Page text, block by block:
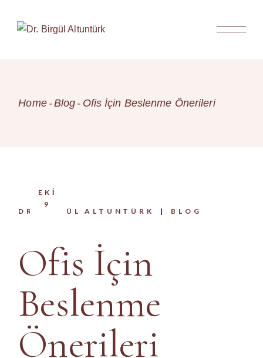
content
Home Blog Ofis İçin Beslenme Önerileri
EKI
9
DR.BIRGÜL ALTUNTÜRK
BLOG
Ofis İçin
Beslenme
Önerileri